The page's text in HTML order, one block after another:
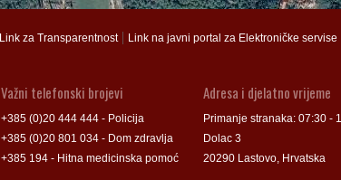
Link za Transparentnost| Link na javni portal za Elektroničke servise
Adresa i djelatno vrijeme
Primanje stranaka: 07:30 -
Dolac 3
20290 Lastovo, Hrvatska
Važni telefonski brojevi
+385 (0)20 444 444 - Policija
+385 (0)20 801 034 - Dom zdravlja
+385 194 - Hitna medicinska pomoć